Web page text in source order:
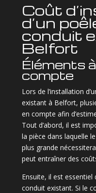
Coût
d’un
conduit
Belfort
Éléments
compte
Lors de l’installation
existant à Belfort,
en compte afin
Tout d’abord, il est
la pièce dans laquelle
plus grande
peut entraîner des
Ensuite, il est essentiel
conduit existant. Si le